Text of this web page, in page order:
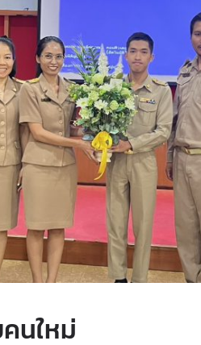
นใหม่